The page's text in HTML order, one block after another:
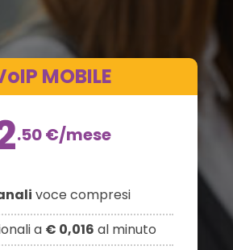
MOBILE
.50€/mese
voce compresi
a € 0,016 al minuto